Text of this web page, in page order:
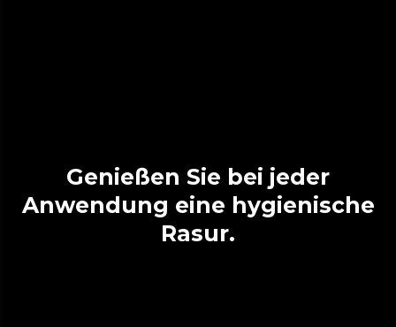
Genießen Sie bei jeder
Anwendung eine hygienische
Rasur.